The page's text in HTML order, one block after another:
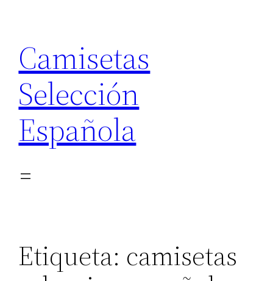
contenido
Camisetas
Selección
Española
Etiqueta: camisetas